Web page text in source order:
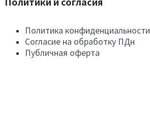
Политики и согласия
Политика конфиденциальности
Согласие на обработку ПДн
Публичная оферта